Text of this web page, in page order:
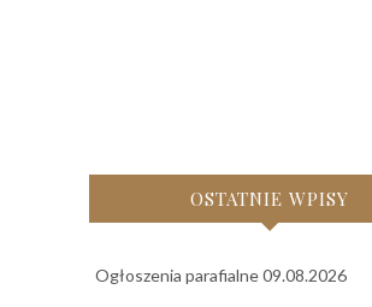
OSTATNIE WPISY
Ogłoszenia parafialne 09.08.2026